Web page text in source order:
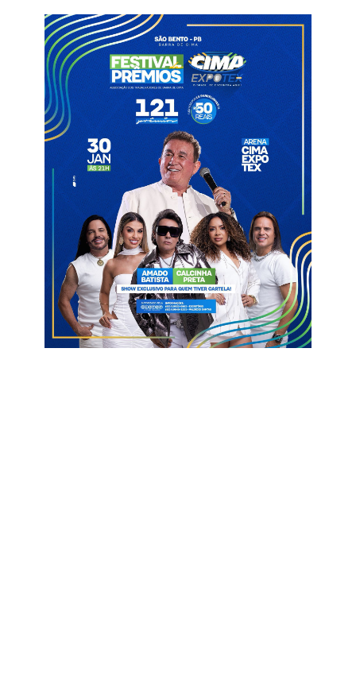
Após passar pelo Japão, o Brasil ainda aguarda o adversário,
que vai sair do confronto entre Noruega e Costa do Marfim,
mas já sabe o dia e o horário do próximo jogo. A Seleção entra
em campo pelas oitavas de final no domingo (5), às 17h, em
Nova Jersey, nos Estados Unidos.
Informações com Jornal da Paraíba
Brasil Matheus Cunha Penta